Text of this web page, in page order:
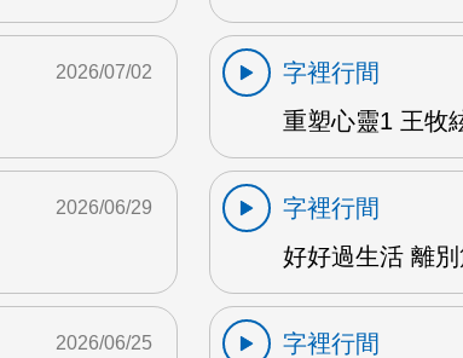
2026/07/02
字裡行間
重塑心靈1 王牧
2026/06/29
字裡行間
好好過生活 離
2026/06/25
字裡行間